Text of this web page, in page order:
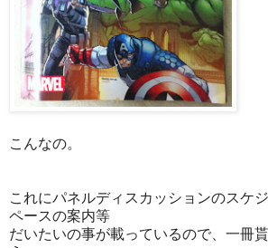
こんなの。
これにパネルディスカッションのスケ
ペースの案内等
だいたいの事が載っているので、一冊